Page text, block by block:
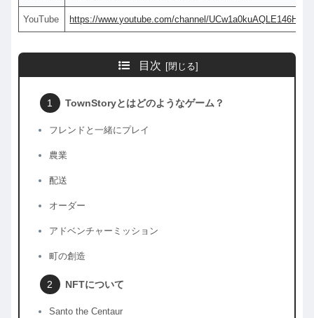
YouTube https://www.youtube.com/channel/
目次
TownStoryとはどのようなゲーム？
フレンドと一緒にプレイ
農業
配送
オーダー
アドベンチャーミッション
町の創造
NFTについて
Santo the Centaur